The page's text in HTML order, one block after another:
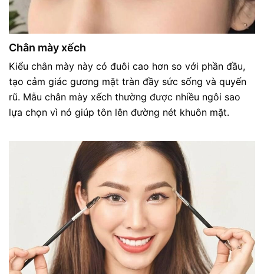
Chân mày xếch
Kiểu chân mày này có đuôi cao hơn so với phần đầu,
tạo cảm giác gương mặt tràn đầy sức sống và quyến
rũ. Mẫu chân mày xếch thường được nhiều ngôi sao
lựa chọn vì nó giúp tôn lên đường nét khuôn mặt.